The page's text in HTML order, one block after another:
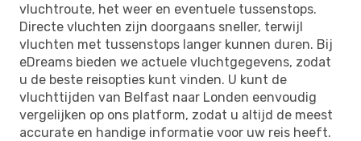
vluchtroute, het weer en eventuele tussenstops.
Directe vluchten zijn doorgaans sneller, terwijl
vluchten met tussenstops langer kunnen duren. Bij
eDreams bieden we actuele vluchtgegevens, zodat
u de beste reisopties kunt vinden. U kunt de
vluchttijden van Belfast naar Londen eenvoudig
vergelijken op ons platform, zodat u altijd de meest
accurate en handige informatie voor uw reis heeft.